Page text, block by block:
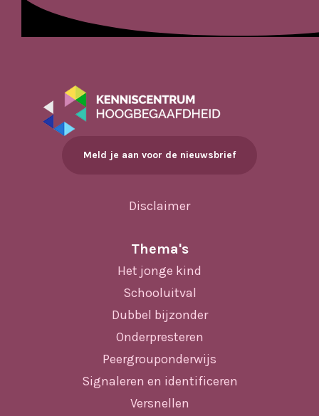
Meld je aan voor de nieuwsbrief
Disclaimer
Thema's
Het jonge kind
Schooluitval
Dubbel bijzonder
Onderpresteren
Peergrouponderwijs
Signaleren en identificeren
Versnellen